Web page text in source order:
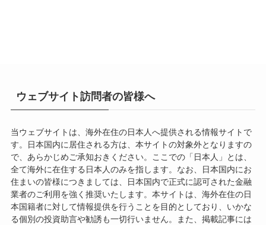
ウェブサイト訪問者の皆様へ
当ウェブサイトは、海外在住の日本人へ提供される情報サイトで
す。日本国内に居住される方は、本サイトの対象外となりますの
で、あらかじめご承知おきください。ここでの「日本人」とは、
全て海外に在住する日本人のみを指します。なお、日本国内にお
住まいの皆様につきましては、日本国内で正式に認可された金融
業者のご利用を強く推奨いたします。本サイトは、海外在住の日
本国籍者に対して情報提供を行うことを目的としており、いかな
る個別の投資助言や勧誘も一切行いません。また、掲載記事には